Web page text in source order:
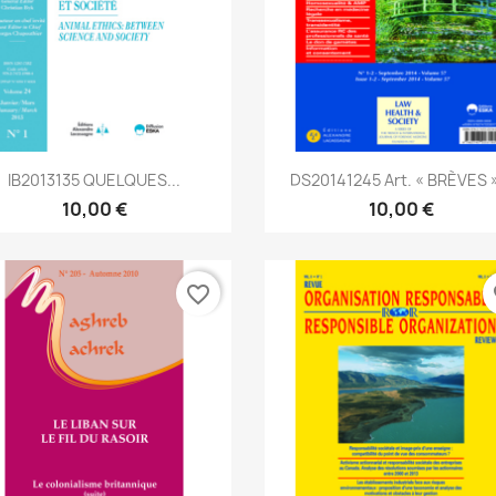
Aperçu rapide
IB2013135 QUELQUES...
10,00 €
Aperçu rapide
DS20141245 Art. « BRÈVES
10,00 €
favorite_border